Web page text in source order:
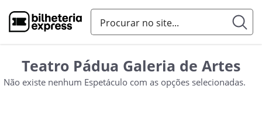
Teatro Pádua Galeria de Artes
Não existe nenhum Espetáculo com as opções selecionadas.